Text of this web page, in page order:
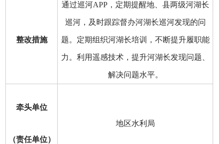
整改措施
通过巡河APP，定期提醒地、县两级河湖长
巡河，及时跟踪督办河湖长巡河发现的问
题。定期组织河湖长培训，不断提升履职能
力。利用遥感技术，提升河湖长发现问题、
解决问题水平。
牵头单位
（责任单位）
地区水利局